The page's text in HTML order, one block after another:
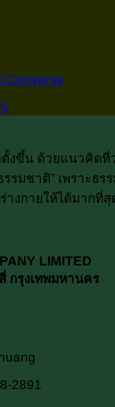
Converse
งขึ้น ด้วยแนวคิดที่
รมชาติ” เพราะธร
างกายให้ได้มากที่สุ
LIMITED
กรุงเทพมหานคร